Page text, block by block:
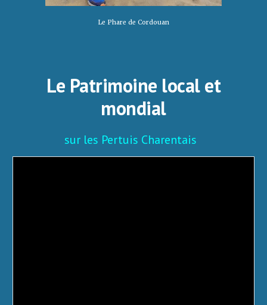
Le Phare de Cordouan
Le Patrimoine local et
mondial
sur les Pertuis Charentais